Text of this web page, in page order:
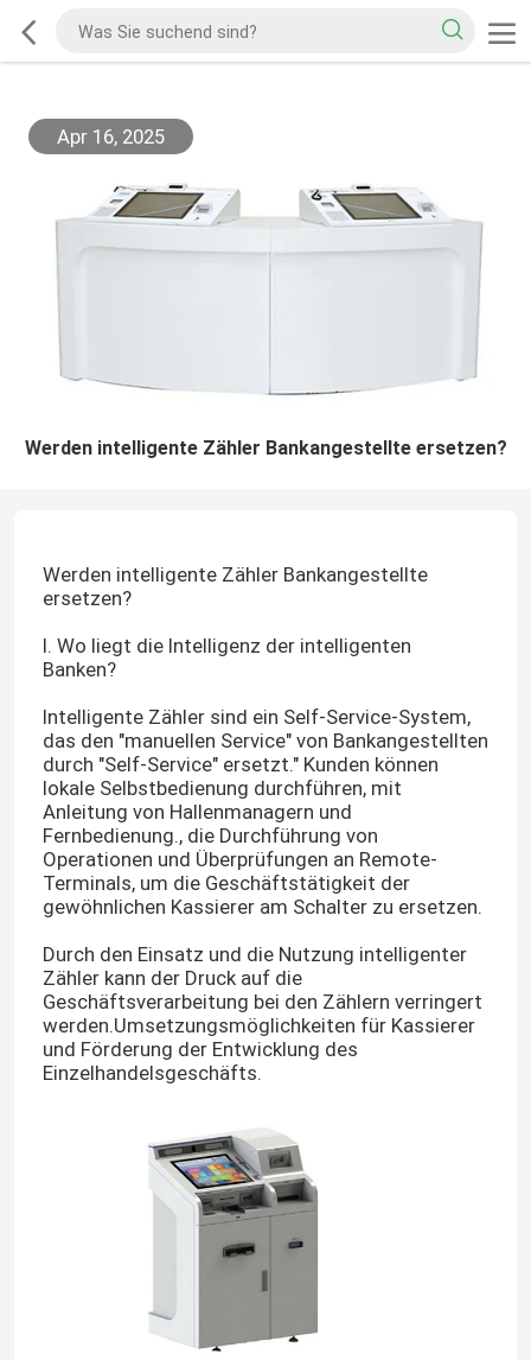
Apr 16, 2025
Werden intelligente Zähler Bankangestellte ersetzen?
Werden intelligente Zähler Bankangestellte
ersetzen?
I. Wo liegt die Intelligenz der intelligenten
Banken?
Intelligente Zähler sind ein Self-Service-System,
das den "manuellen Service" von Bankangestellten
durch "Self-Service" ersetzt." Kunden können
lokale Selbstbedienung durchführen, mit
Anleitung von Hallenmanagern und
Fernbedienung., die Durchführung von
Operationen und Überprüfungen an Remote-
Terminals, um die Geschäftstätigkeit der
gewöhnlichen Kassierer am Schalter zu ersetzen.
Durch den Einsatz und die Nutzung intelligenter
Zähler kann der Druck auf die
Geschäftsverarbeitung bei den Zählern verringert
werden.Umsetzungsmöglichkeiten für Kassierer
und Förderung der Entwicklung des
Einzelhandelsgeschäfts.